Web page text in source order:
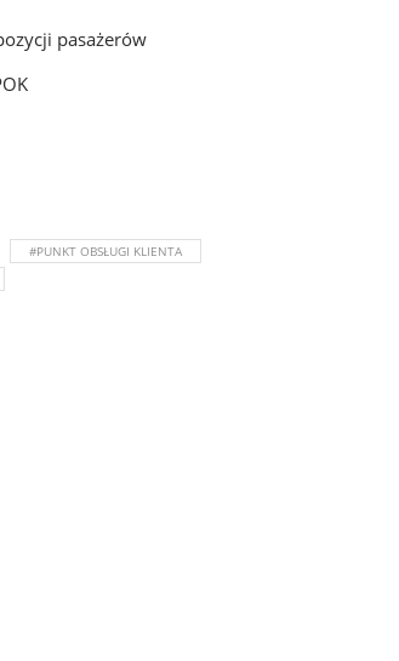
pasażerów
#PUNKT OBSŁUGI KLIENTA